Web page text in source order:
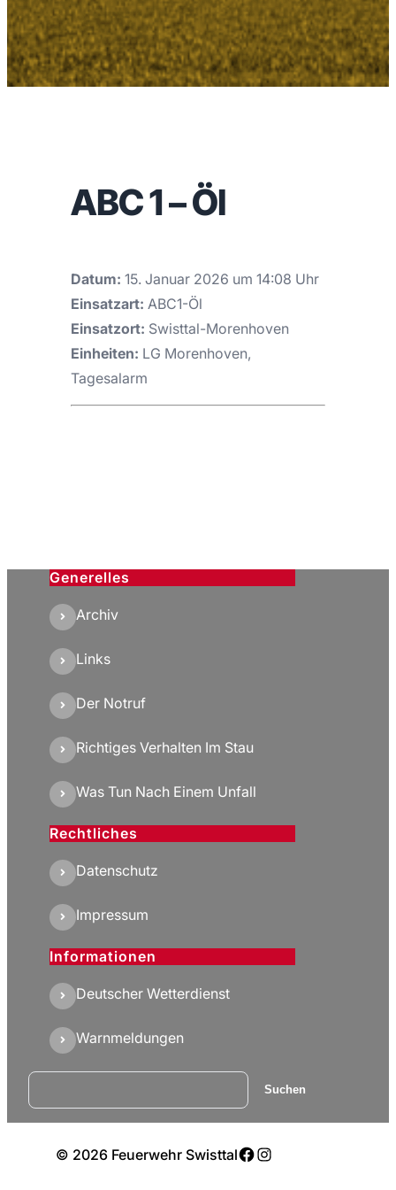
ABC 1 – Öl
Datum: 15. Januar 2026 um 14:08 Uhr
Einsatzart: ABC1-Öl
Einsatzort: Swisttal-Morenhoven
Einheiten: LG Morenhoven,
Tagesalarm
Generelles
Archiv
Links
Der Notruf
Richtiges Verhalten Im Stau
Was Tun Nach Einem Unfall
Rechtliches
Datenschutz
Impressum
Informationen
Deutscher Wetterdienst
Warnmeldungen
Suchen Suchen
© 2026 Feuerwehr SwisttalFacebook
Instagram